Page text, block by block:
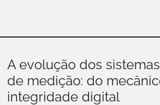
A evolução dos
de medição: do
integridade digital